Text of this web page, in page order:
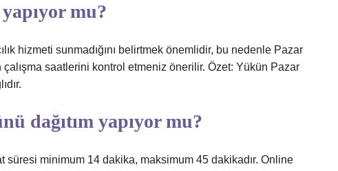
mu?
hizmeti sunmadığını belirtmek önemlidir, bu nedenle Pazar
saatlerini kontrol etmeniz önerilir. Özet: Yükün Pazar
dağıtım yapıyor mu?
minimum 14 dakika, maksimum 45 dakikadır. Online